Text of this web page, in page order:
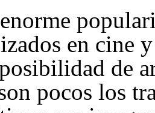
en cine
de
pocos los